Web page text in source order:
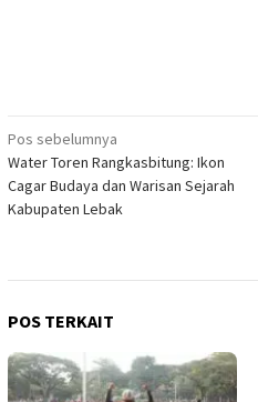
Navigasi
pos
Pos sebelumnya
Water Toren Rangkasbitung: Ikon
Cagar Budaya dan Warisan Sejarah
Kabupaten Lebak
POS TERKAIT